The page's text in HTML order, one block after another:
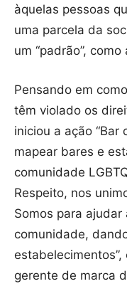
àquelas pessoas
uma parcela da
um “padrão”,
Pensando em
têm violado os
iniciou a ação “Bar
mapear bares e
comunidade
Respeito, nos
Somos para
comunidade,
gerente de marca